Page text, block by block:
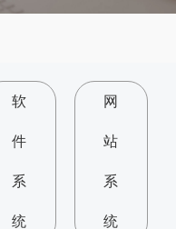
软
件
系
统
网
站
系
统